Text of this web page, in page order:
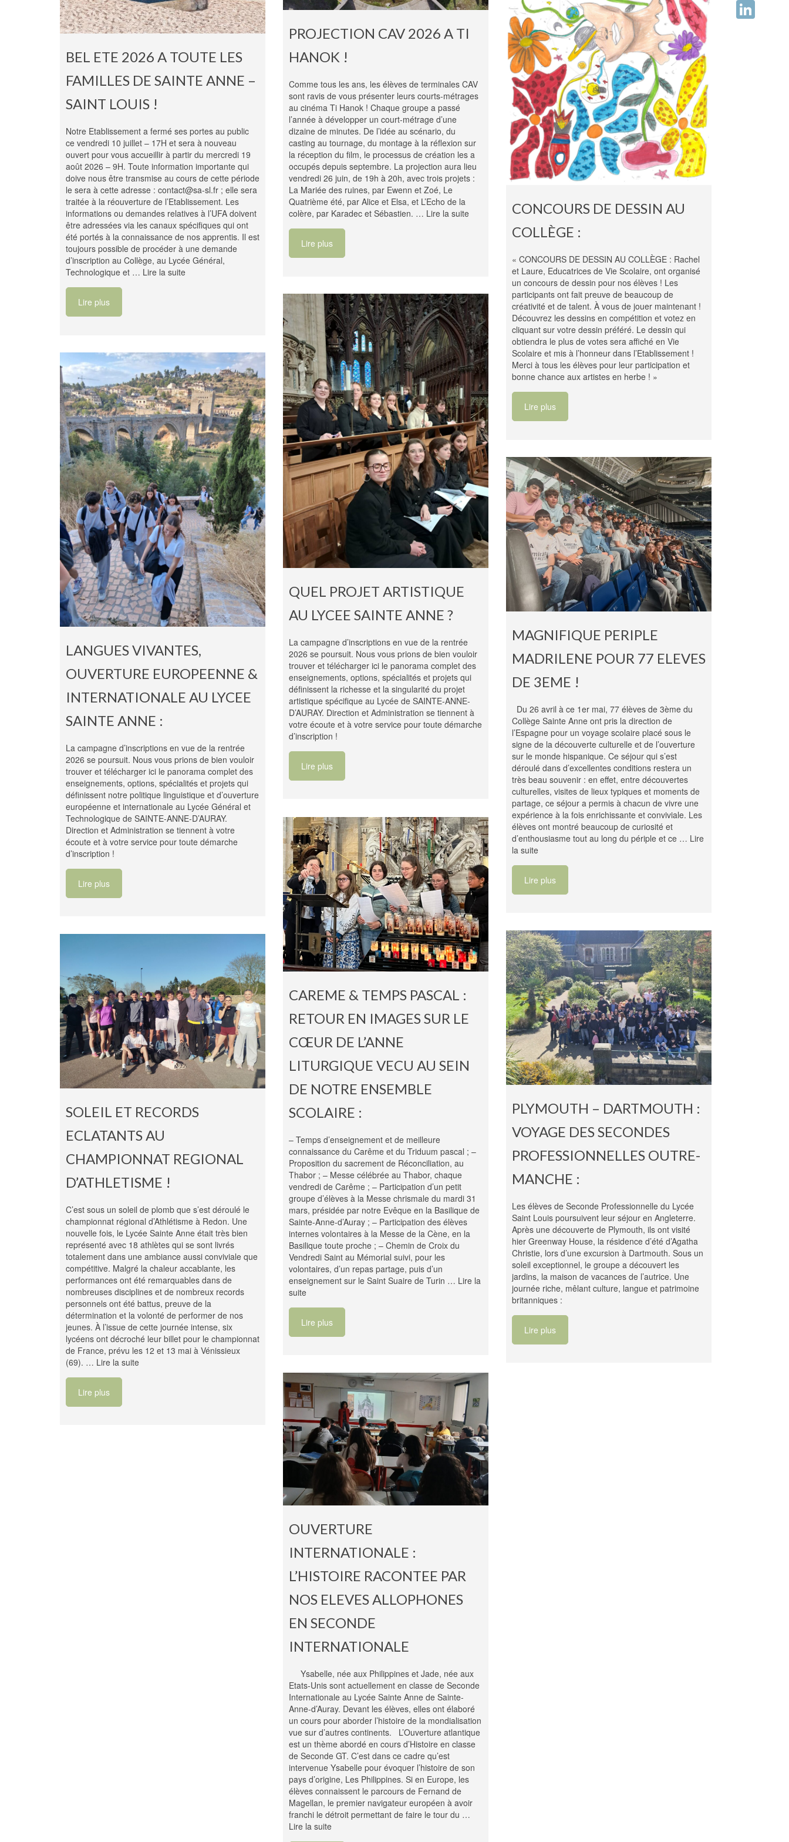
BEL ETE 2026 A TOUTE LES
FAMILLES DE SAINTE ANNE –
SAINT LOUIS !
Notre Etablissement a fermé ses portes au public
ce vendredi 10 juillet – 17H et sera à nouveau
ouvert pour vous accueillir à partir du mercredi 19
août 2026 – 9H. Toute information importante qui
doive nous être transmise au cours de cette période
le sera à cette adresse : contact@sa-sl.fr ; elle sera
traitée à la réouverture de l’Etablissement. Les
informations ou demandes relatives à l’UFA doivent
être adressées via les canaux spécifiques qui ont
été portés à la connaissance de nos apprentis. Il est
toujours possible de procéder à une demande
d’inscription au Collège, au Lycée Général,
Technologique et … Lire la suite
Lire plus
PROJECTION CAV 2026 A TI
HANOK !
Comme tous les ans, les élèves de terminales CAV
sont ravis de vous présenter leurs courts-métrages
au cinéma Ti Hanok ! Chaque groupe a passé
l’année à développer un court-métrage d’une
dizaine de minutes. De l’idée au scénario, du
casting au tournage, du montage à la réflexion sur
la réception du film, le processus de création les a
occupés depuis septembre. La projection aura lieu
vendredi 26 juin, de 19h à 20h, avec trois projets :
La Mariée des ruines, par Ewenn et Zoé, Le
Quatrième été, par Alice et Elsa, et L’Echo de la
colère, par Karadec et Sébastien. … Lire la suite
Lire plus
CONCOURS DE DESSIN AU
COLLÈGE :
« CONCOURS DE DESSIN AU COLLÈGE : Rachel
et Laure, Educatrices de Vie Scolaire, ont organisé
un concours de dessin pour nos élèves ! Les
participants ont fait preuve de beaucoup de
créativité et de talent. À vous de jouer maintenant !
Découvrez les dessins en compétition et votez en
cliquant sur votre dessin préféré. Le dessin qui
obtiendra le plus de votes sera affiché en Vie
Scolaire et mis à l’honneur dans l’Etablissement !
Merci à tous les élèves pour leur participation et
bonne chance aux artistes en herbe ! »
Lire plus
QUEL PROJET ARTISTIQUE
AU LYCEE SAINTE ANNE ?
La campagne d’inscriptions en vue de la rentrée
2026 se poursuit. Nous vous prions de bien vouloir
trouver et télécharger ici le panorama complet des
enseignements, options, spécialités et projets qui
définissent la richesse et la singularité du projet
artistique spécifique au Lycée de SAINTE-ANNE-
D’AURAY. Direction et Administration se tiennent à
votre écoute et à votre service pour toute démarche
d’inscription !
Lire plus
LANGUES VIVANTES,
OUVERTURE EUROPEENNE &
INTERNATIONALE AU LYCEE
SAINTE ANNE :
La campagne d’inscriptions en vue de la rentrée
2026 se poursuit. Nous vous prions de bien vouloir
trouver et télécharger ici le panorama complet des
enseignements, options, spécialités et projets qui
définissent notre politique linguistique et d’ouverture
européenne et internationale au Lycée Général et
Technologique de SAINTE-ANNE-D’AURAY.
Direction et Administration se tiennent à votre
écoute et à votre service pour toute démarche
d’inscription !
Lire plus
MAGNIFIQUE PERIPLE
MADRILENE POUR 77 ELEVES
DE 3EME !
Du 26 avril à ce 1er mai, 77 élèves de 3ème du
Collège Sainte Anne ont pris la direction de
l’Espagne pour un voyage scolaire placé sous le
signe de la découverte culturelle et de l’ouverture
sur le monde hispanique. Ce séjour qui s’est
déroulé dans d’excellentes conditions restera un
très beau souvenir : en effet, entre découvertes
culturelles, visites de lieux typiques et moments de
partage, ce séjour a permis à chacun de vivre une
expérience à la fois enrichissante et conviviale. Les
élèves ont montré beaucoup de curiosité et
d’enthousiasme tout au long du périple et ce … Lire
la suite
Lire plus
CAREME & TEMPS PASCAL :
RETOUR EN IMAGES SUR LE
CŒUR DE L’ANNE
LITURGIQUE VECU AU SEIN
DE NOTRE ENSEMBLE
SCOLAIRE :
– Temps d’enseignement et de meilleure
connaissance du Carême et du Triduum pascal ; –
Proposition du sacrement de Réconciliation, au
Thabor ; – Messe célébrée au Thabor, chaque
vendredi de Carême ; – Participation d’un petit
groupe d’élèves à la Messe chrismale du mardi 31
mars, présidée par notre Evêque en la Basilique de
Sainte-Anne-d’Auray ; – Participation des élèves
internes volontaires à la Messe de la Cène, en la
Basilique toute proche ; – Chemin de Croix du
Vendredi Saint au Mémorial suivi, pour les
volontaires, d’un repas partage, puis d’un
enseignement sur le Saint Suaire de Turin … Lire la
suite
Lire plus
PLYMOUTH – DARTMOUTH :
VOYAGE DES SECONDES
PROFESSIONNELLES OUTRE-
MANCHE :
Les élèves de Seconde Professionnelle du Lycée
Saint Louis poursuivent leur séjour en Angleterre.
Après une découverte de Plymouth, ils ont visité
hier Greenway House, la résidence d’été d’Agatha
Christie, lors d’une excursion à Dartmouth. Sous un
soleil exceptionnel, le groupe a découvert les
jardins, la maison de vacances de l’autrice. Une
journée riche, mêlant culture, langue et patrimoine
britanniques :
Lire plus
SOLEIL ET RECORDS
ECLATANTS AU
CHAMPIONNAT REGIONAL
D’ATHLETISME !
C’est sous un soleil de plomb que s’est déroulé le
championnat régional d’Athlétisme à Redon. Une
nouvelle fois, le Lycée Sainte Anne était très bien
représenté avec 18 athlètes qui se sont livrés
totalement dans une ambiance aussi conviviale que
compétitive. Malgré la chaleur accablante, les
performances ont été remarquables dans de
nombreuses disciplines et de nombreux records
personnels ont été battus, preuve de la
détermination et la volonté de performer de nos
jeunes. À l’issue de cette journée intense, six
lycéens ont décroché leur billet pour le championnat
de France, prévu les 12 et 13 mai à Vénissieux
(69). … Lire la suite
Lire plus
OUVERTURE
INTERNATIONALE :
L’HISTOIRE RACONTEE PAR
NOS ELEVES ALLOPHONES
EN SECONDE
INTERNATIONALE
Ysabelle, née aux Philippines et Jade, née aux
Etats-Unis sont actuellement en classe de Seconde
Internationale au Lycée Sainte Anne de Sainte-
Anne-d’Auray. Devant les élèves, elles ont élaboré
un cours pour aborder l’histoire de la mondialisation
vue sur d’autres continents. L’Ouverture atlantique
est un thème abordé en cours d’Histoire en classe
de Seconde GT. C’est dans ce cadre qu’est
intervenue Ysabelle pour évoquer l’histoire de son
pays d’origine, Les Philippines. Si en Europe, les
élèves connaissent le parcours de Fernand de
Magellan, le premier navigateur européen à avoir
franchi le détroit permettant de faire le tour du …
Lire la suite
Facebook